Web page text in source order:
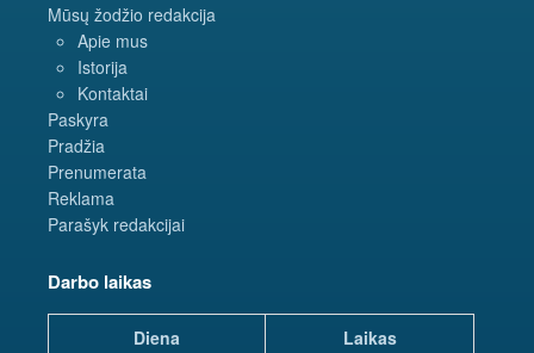
Mūsų žodžio redakcija
Apie mus
Istorija
Kontaktai
Paskyra
Pradžia
Prenumerata
Reklama
Parašyk redakcijai
Darbo laikas
Diena
Laikas